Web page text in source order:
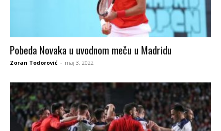
Pobeda Novaka u uvodnom meču u Madridu
Zoran Todorović - maj 3, 2022